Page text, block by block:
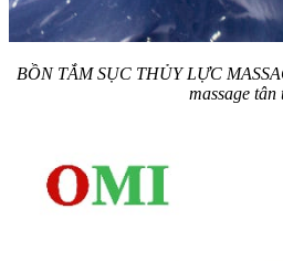
BỒN TẮM SỤC THỦY LỰC
massage tân